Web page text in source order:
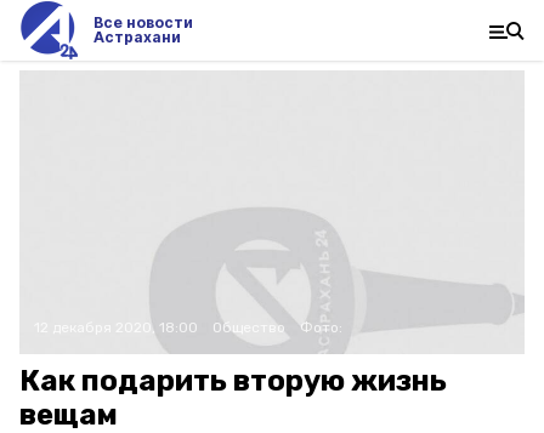
Все новости
Астрахани
12 декабря 2020, 18:00 Общество Фото:
Как подарить вторую жизнь
вещам